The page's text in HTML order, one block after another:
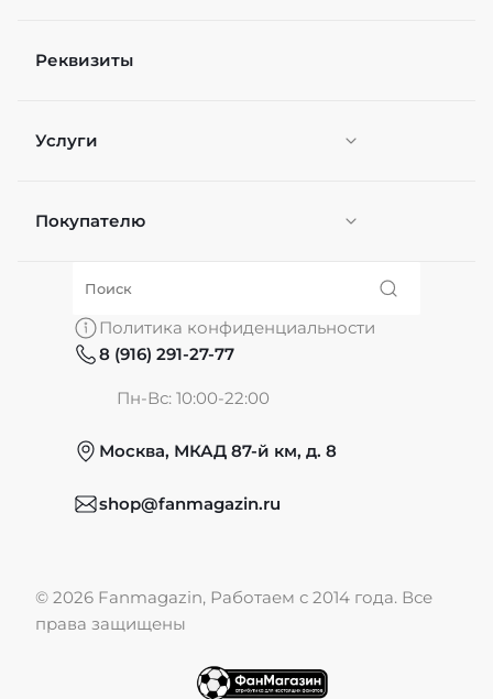
Реквизиты
Услуги
Персонификация
Покупателю
О нас
Обмен и возврат
Публичная оферта
Политика конфиденциальности
8 (916) 291-27-77
Пн-Вс: 10:00-22:00
Москва, МКАД 87-й км, д. 8
shop@fanmagazin.ru
© 2026 Fanmagazin, Работаем с 2014 года. Все
права защищены